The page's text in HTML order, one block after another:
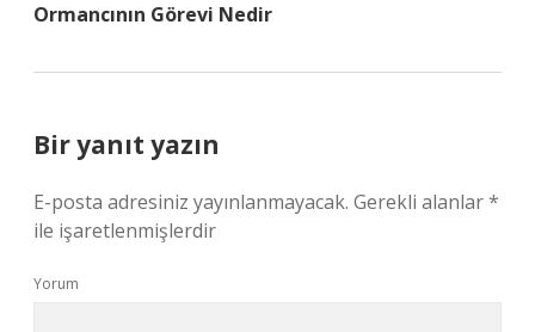
Ormancının Görevi Nedir
Bir yanıt yazın
E-posta adresiniz yayınlanmayacak. Gerekli alanlar*
ile işaretlenmişlerdir
Yorum